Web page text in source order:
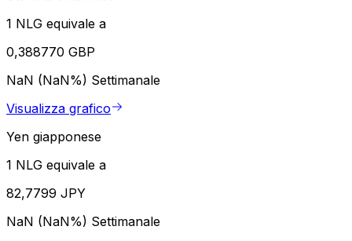
1 NLG equivale a
0,388770 GBP
NaN (NaN%) Settimanale
Visualizza grafico
Yen giapponese
1 NLG equivale a
82,7799 JPY
NaN (NaN%) Settimanale